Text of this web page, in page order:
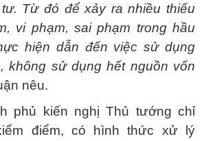
Từ đó để xảy ra nhiều thiếu
vi phạm, sai phạm trong hầu
hiện dẫn đến việc sử dụng
không sử dụng hết nguồn vốn
nêu.
phủ kiến nghị Thủ tướng chỉ
điểm, có hình thức xử lý